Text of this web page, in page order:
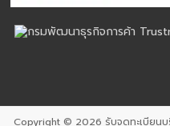
Copyright © 2026 รับจดทะเบียน